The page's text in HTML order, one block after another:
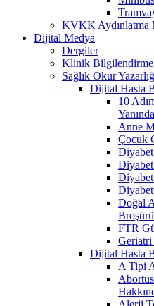
KVKK Aydınlatma
Dijital Medya
Dergiler
Klinik Bilgilendirme
Sağlık Okur
Dijital Hasta
10
Anne
Çocuk
Doğal
Broşürü
FTR
Dijital Hasta
A Tipi